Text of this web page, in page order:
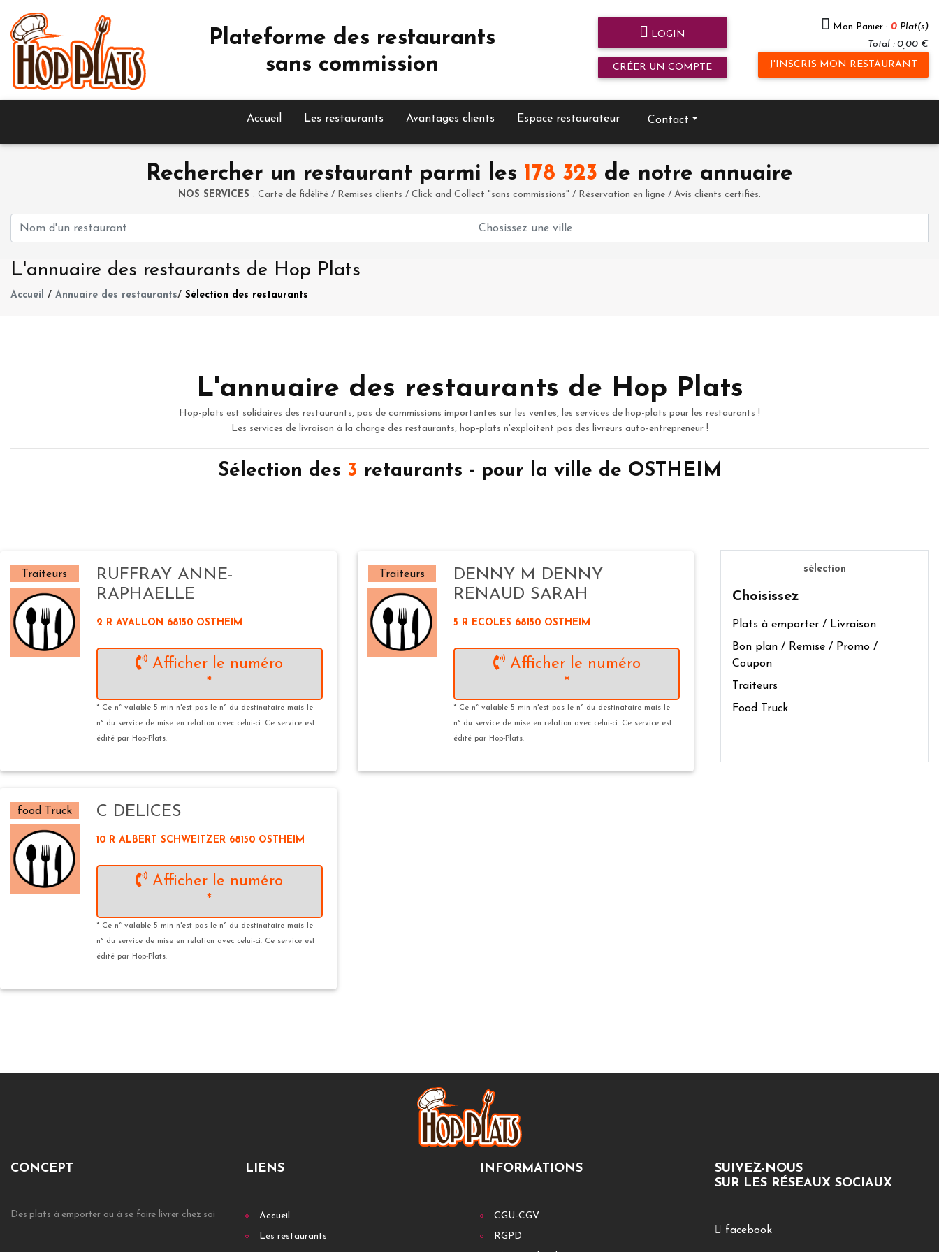
Plateforme des restaurants
sans commission
LOGIN
CRÉER UN COMPTE
Mon Panier : 0 Plat(s)
Total : 0,00 €
J'INSCRIS MON RESTAURANT
Accueil Les restaurants Avantages clients Espace restaurateur Contact
Rechercher un restaurant parmi les 178 323 de notre annuaire
NOS SERVICES : Carte de fidélité / Remises clients / Click and Collect "sans commissions" / Réservation en ligne / Avis clients certifiés.
L'annuaire des restaurants de Hop Plats
Accueil / Annuaire des restaurants/ Sélection des restaurants
L'annuaire des restaurants de Hop Plats
Hop-plats est solidaires des restaurants, pas de commissions importantes sur les ventes, les services de hop-plats pour les restaurants !
Les services de livraison à la charge des restaurants, hop-plats n'exploitent pas des livreurs auto-entrepreneur !
Sélection des 3 retaurants - pour la ville de OSTHEIM
Traiteurs
RUFFRAY ANNE-
RAPHAELLE
2 R AVALLON 68150 OSTHEIM
Afficher le numéro
*
* Ce n° valable 5 min n'est pas le n° du destinataire mais le
n° du service de mise en relation avec celui-ci. Ce service est
édité par Hop-Plats.
Traiteurs
DENNY M DENNY
RENAUD SARAH
5 R ECOLES 68150 OSTHEIM
Afficher le numéro
*
* Ce n° valable 5 min n'est pas le n° du destinataire mais le
n° du service de mise en relation avec celui-ci. Ce service est
édité par Hop-Plats.
food Truck C DELICES
10 R ALBERT SCHWEITZER 68150 OSTHEIM
Afficher le numéro
*
* Ce n° valable 5 min n'est pas le n° du destinataire mais le
n° du service de mise en relation avec celui-ci. Ce service est
édité par Hop-Plats.
sélection
Choisissez
Plats à emporter / Livraison
Bon plan / Remise / Promo /
Coupon
Traiteurs
Food Truck
CONCEPT
Des plats à emporter ou à se faire livrer chez soi
LIENS
Accueil
Les restaurants
INFORMATIONS
CGU-CGV
RGPD
SUIVEZ-NOUS
SUR LES RÉSEAUX SOCIAUX
facebook